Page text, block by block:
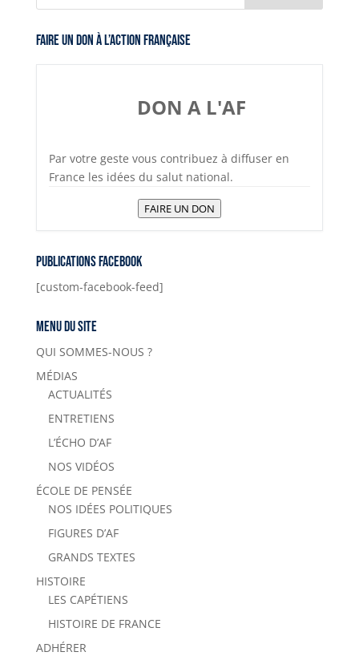
Faire un don à l’Action Française
DON A L'AF
Par votre geste vous contribuez à diffuser en
France les idées du salut national.
FAIRE UN DON
Publications Facebook
[custom-facebook-feed]
Menu du site
QUI SOMMES-NOUS ?
MÉDIAS
ACTUALITÉS
ENTRETIENS
L’ÉCHO D’AF
NOS VIDÉOS
ÉCOLE DE PENSÉE
NOS IDÉES POLITIQUES
FIGURES D’AF
GRANDS TEXTES
HISTOIRE
LES CAPÉTIENS
HISTOIRE DE FRANCE
ADHÉRER